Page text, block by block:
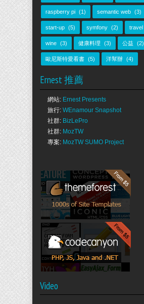
raspberry pi (1) semantic web (3)
start-up (5) symfony (2) travel
wine (3) 健康料理 (3) 公益 (2)
歐尼斯特愛看書 (5) 洋幫辦 (4)
Ernest 推薦
網站: Ernest Presents
旅行: WEnamour Snapshot
社群: BizLePro
社群: MozTW
專案: MozTW SUMO Project
Video